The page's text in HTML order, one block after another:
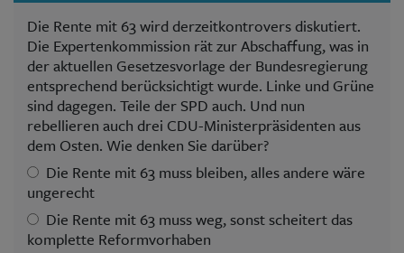
Die Rente mit 63 wird derzeitkontrovers diskutiert.
Die Expertenkommission rät zur Abschaffung, was in
der aktuellen Gesetzesvorlage der Bundesregierung
entsprechend berücksichtigt wurde. Linke und Grüne
sind dagegen. Teile der SPD auch. Und nun
rebellieren auch drei CDU-Ministerpräsidenten aus
dem Osten. Wie denken Sie darüber?
Die Rente mit 63 muss bleiben, alles andere wäre
ungerecht
Die Rente mit 63 muss weg, sonst scheitert das
komplette Reformvorhaben